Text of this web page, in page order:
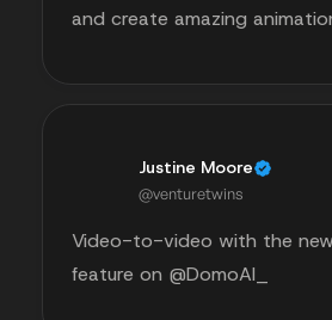
and create amazing
Justine Moore
@venturetwins
Video-to-video with the
feature on @DomoAI_